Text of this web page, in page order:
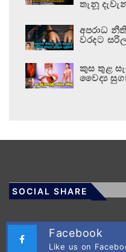
තැනූ
අපරාධ
වරදට
කුස තුළ
වෛද්‍ය
SOCIAL SHARE
Facebook
Like us on